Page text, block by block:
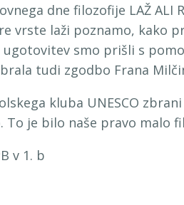
dne filozofije LAŽ ALI
vrste laži poznamo, kako
smo prišli s
tudi zgodbo Frana
kluba UNESCO
je bilo naše pravo malo
v 1. b